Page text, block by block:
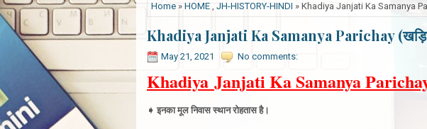
Home » HOME , JH-HISTORY-HINDI » Khadiya Janjati Ka Samanya
Khadiya Janjati Ka Samanya Parichay
May 21, 2021 No comments:
Khadiya Janjati Ka Samanya
➧ इनका मूल निवास स्थान रोहतास है।